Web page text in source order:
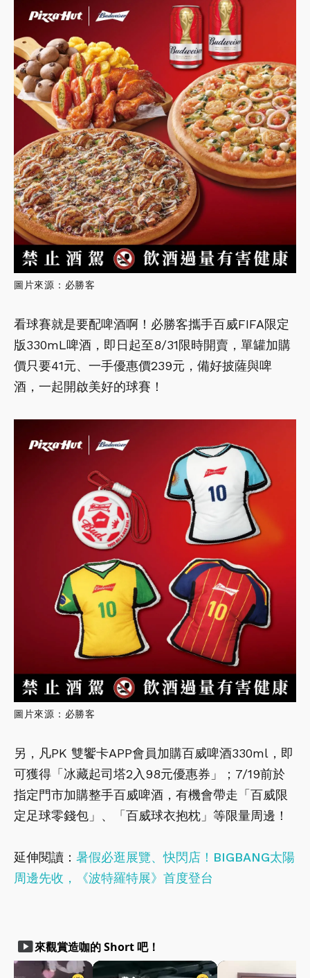
圖片來源：必勝客
看球賽就是要配啤酒啊！必勝客攜手百威FIFA限定
版330mL啤酒，即日起至8/31限時開賣，單罐加購
價只要41元、一手優惠價239元，備好披薩與啤
酒，一起開啟美好的球賽！
圖片來源：必勝客
另，凡PK 雙饗卡APP會員加購百威啤酒330ml，即
可獲得「冰藏起司塔2入98元優惠券」；7/19前於
指定門市加購整手百威啤酒，有機會帶走「百威限
定足球零錢包」、「百威球衣抱枕」等限量周邊！
延伸閱讀： 暑假必逛展覽、快閃店！BIGBANG太陽
周邊先收，《波特羅特展》首度登台
smart_display來觀賞造咖的 Short 吧！